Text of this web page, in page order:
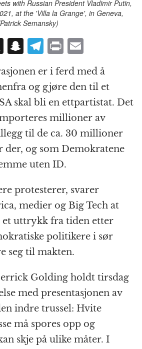
with Russian President Vladimir Putin,
at the 'Villa la Grange', in Geneva,
Semansky)
X S
a
p
c
h
at
T
el
e
g
r
a
m
P
ri
n
t
m
ai
l
er i ferd med å
og gjøre den til et
skal bli en ettpartistat. Det
millioner av
til de ca. 30 millioner
der, og som Demokratene
uten ID.
protesterer, svarer
medier og Big Tech at
et uttrykk fra tiden etter
politikere i sør
seg til makten.
Golding holdt tirsdag
med presentasjonen av
indre trussel: Hvite
må spores opp og
skje på ulike måter. I